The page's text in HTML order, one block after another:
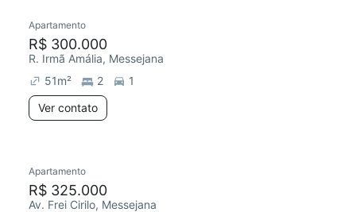
Redecorar
Apartamento
R$ 300.000
R. Irmã Amália, Messejana
51m² 2
1
Ver contato
Apartamento
R$ 325.000
Av. Frei Cirilo, Messejana